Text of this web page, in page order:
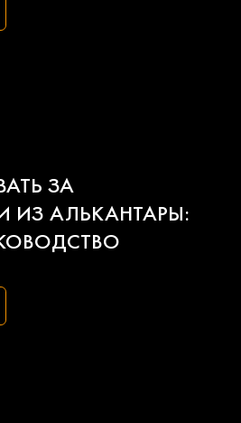
Skoda
Ssangyong
ЗА
ИЗ АЛЬКАНТАРЫ: